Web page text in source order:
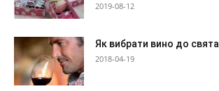
2019-08-12
Як вибрати вино до свята
2018-04-19